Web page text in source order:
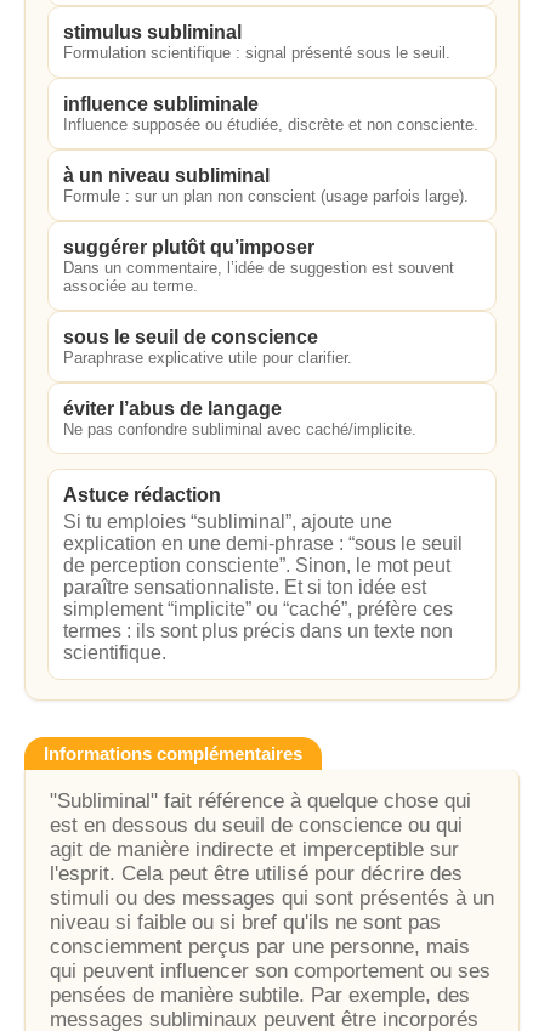
stimulus subliminal
Formulation scientifique : signal présenté sous le seuil.
influence subliminale
Influence supposée ou étudiée, discrète et non consciente.
à un niveau subliminal
Formule : sur un plan non conscient (usage parfois large).
suggérer plutôt qu’imposer
Dans un commentaire, l’idée de suggestion est souvent
associée au terme.
sous le seuil de conscience
Paraphrase explicative utile pour clarifier.
éviter l’abus de langage
Ne pas confondre subliminal avec caché/implicite.
Astuce rédaction
Si tu emploies “subliminal”, ajoute une
explication en une demi‑phrase : “sous le seuil
de perception consciente”. Sinon, le mot peut
paraître sensationnaliste. Et si ton idée est
simplement “implicite” ou “caché”, préfère ces
termes : ils sont plus précis dans un texte non
scientifique.
Informations complémentaires
"Subliminal" fait référence à quelque chose qui
est en dessous du seuil de conscience ou qui
agit de manière indirecte et imperceptible sur
l'esprit. Cela peut être utilisé pour décrire des
stimuli ou des messages qui sont présentés à un
niveau si faible ou si bref qu'ils ne sont pas
consciemment perçus par une personne, mais
qui peuvent influencer son comportement ou ses
pensées de manière subtile. Par exemple, des
messages subliminaux peuvent être incorporés